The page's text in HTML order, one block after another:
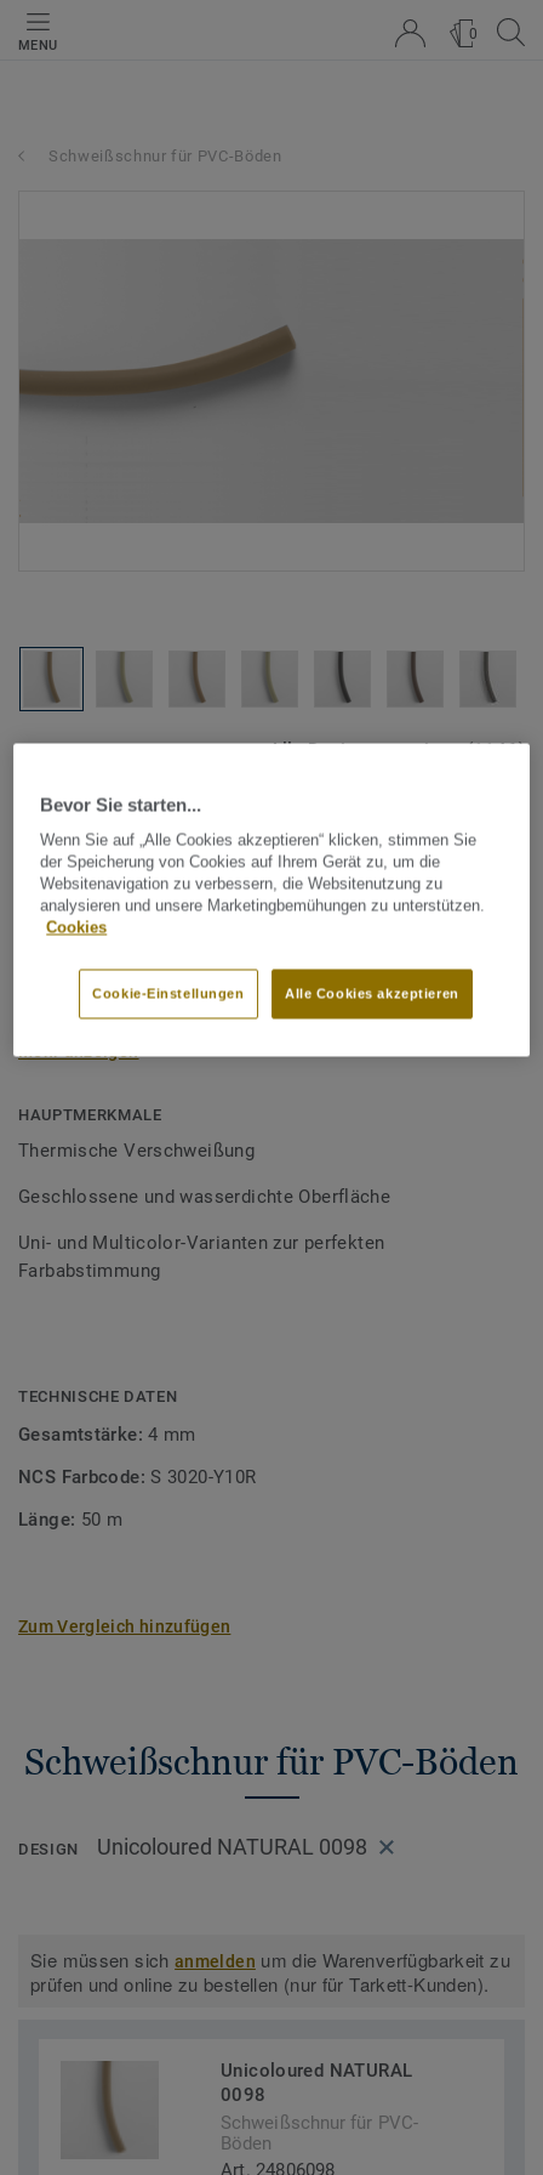
MENU
0
Schweißschnur für PVC-Böden
Alle Designs anzeigen (1146)
Tarkett Zubehör Komplettsortiment
Schweißschnur für PVC-Böden
- Unicoloured NATURAL 0098
zweier PVC-Bahnen verwendet und sorgen für eine
wasserdichte und geschlossene Oberfläche, Grundlage für
Schweißschnüre sind erhältlich in den Varianten Uni und
Bodenbelagssortiment abgestimmt. Durch die Verwendung
von Kontrastfarben lassen sich auch besondere
HAUPTMERKMALE
Thermische Verschweißung
Geschlossene und wasserdichte Oberfläche
Uni- und Multicolor-Varianten zur perfekten
Farbabstimmung
TECHNISCHE DATEN
Gesamtstärke:4 mm
NCS Farbcode:S 3020-Y10R
Länge: 50 m
Zum Vergleich hinzufügen
Schweißschnur für PVC-Böden
DESIGN Unicoloured NATURAL 0098
Sie müssen sichanmelden um die Warenverfügbarkeit zu
prüfen und online zu bestellen (nur für Tarkett-Kunden).
Unicoloured NATURAL
0098
Schweißschnur für PVC-
Böden
Art. 24806098
Bevor Sie starten...
Wenn Sie auf „Alle Cookies akzeptieren“ klicken, stimmen Sie
der Speicherung von Cookies auf Ihrem Gerät zu, um die
Websitenavigation zu verbessern, die Websitenutzung zu
analysieren und unsere Marketingbemühungen zu unterstützen.
Cookies
Alle Cookies akzeptieren
Cookie-Einstellungen